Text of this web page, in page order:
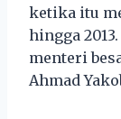
ketika itu
hingga
menteri
Ahmad